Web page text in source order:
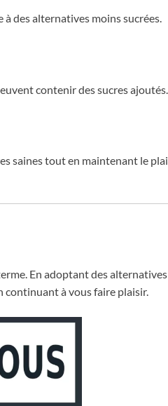
des alternatives moins sucrées.
contenir des sucres ajoutés.
saines tout en maintenant le
En adoptant des
à vous faire plaisir.